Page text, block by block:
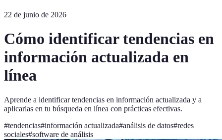
22 de junio de 2026
Cómo identificar tendencias en
información actualizada en
línea
Aprende a identificar tendencias en información actualizada y a
aplicarlas en tu búsqueda en línea con prácticas efectivas.
#tendencias#información actualizada#análisis de datos#redes
sociales#software de análisis